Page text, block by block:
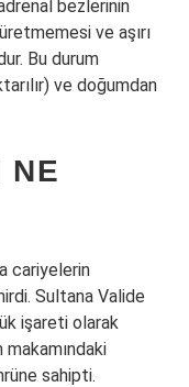
bezlerinin
ve aşırı
Bu durum
ve doğumdan
NE
cariyelerin
Sultana Valide
işareti olarak
sahipti.